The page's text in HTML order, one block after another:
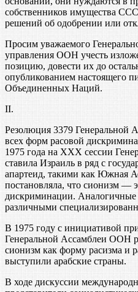
собственников имущества
решений об одобрении или
Просим уважаемого
управления ООН учесть
позицию, довести их до
опубликованием настоящего
Объединенных Наций.
II.
Резолюция 3379
всех форм расовой
1975 года на XXX сессии
ставила Израиль в ряд с
апартеид, такими как Южная
постановляла, что сионизм —
дискриминации.
различными
В 1975 году с инициативой
Генеральной Ассамблеи
сионизм как форму расизма и
выступили арабские страны.
В ходе дискуссии